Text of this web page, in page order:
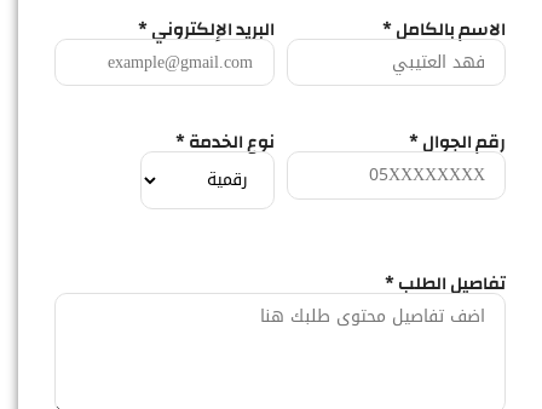
الاسم بالكامل * البريد الإلكتروني *
رقم الجوال * نوع الخدمة *
تفاصيل الطلب *